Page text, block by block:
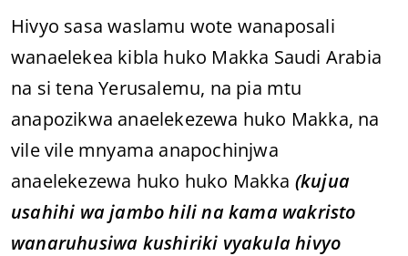
Hivyo sasa waslamu wote wanaposali
wanaelekea kibla huko Makka Saudi Arabia
na si tena Yerusalemu, na pia mtu
anapozikwa anaelekezewa huko Makka, na
vile vile mnyama anapochinjwa
anaelekezewa huko huko Makka (kujua
usahihi wa jambo hili na kama wakristo
wanaruhusiwa kushiriki vyakula hivyo